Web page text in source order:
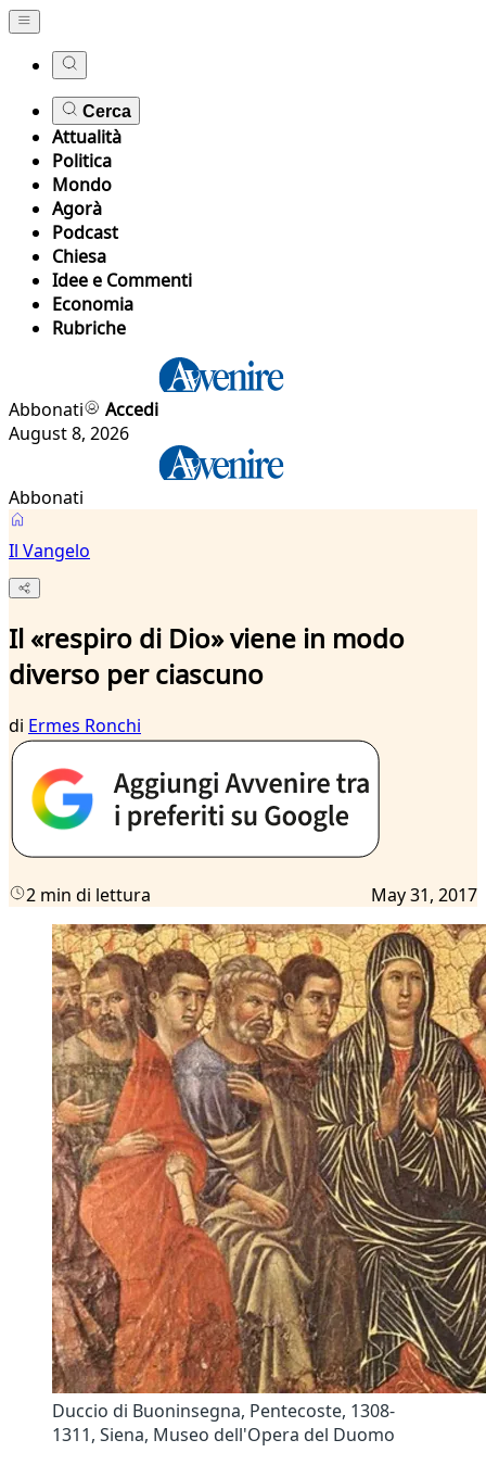
Cerca
Attualità
Politica
Mondo
Agorà
Podcast
Chiesa
Idee e Commenti
Economia
Rubriche
Abbonati
Accedi
August 8, 2026
Abbonati
Il Vangelo
Il «respiro di Dio» viene in modo
diverso per ciascuno
di Ermes Ronchi
2 min di lettura May 31, 2017
Duccio di Buoninsegna, Pentecoste, 1308-
1311, Siena, Museo dell'Opera del Duomo